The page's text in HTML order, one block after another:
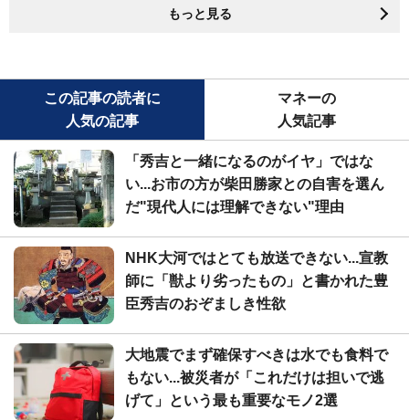
もっと見る
この記事の読者に
人気の記事
マネーの
人気記事
「秀吉と一緒になるのがイヤ」ではな
い...お市の方が柴田勝家との自害を選ん
だ"現代人には理解できない"理由
NHK大河ではとても放送できない...宣教
師に「獣より劣ったもの」と書かれた豊
臣秀吉のおぞましき性欲
大地震でまず確保すべきは水でも食料で
もない...被災者が「これだけは担いで逃
げて」という最も重要なモノ2選